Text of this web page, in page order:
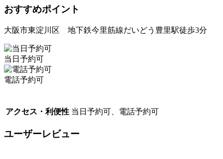
おすすめポイント
大阪市東淀川区 地下鉄今里筋線だいどう豊里駅徒歩3分
当日予約可
電話予約可
アクセス・利便性 当日予約可、電話予約可
ユーザーレビュー